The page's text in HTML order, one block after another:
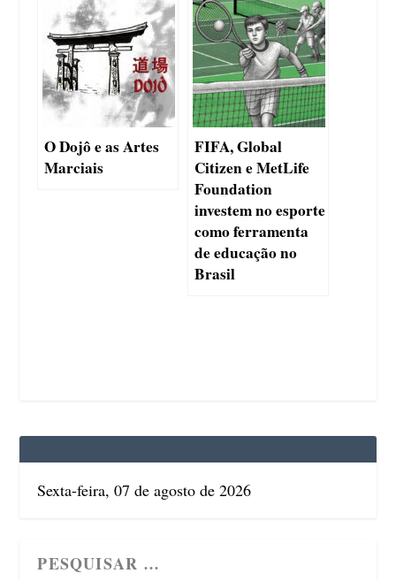
O Dojô e as Artes
Marciais
FIFA, Global
Citizen e MetLife
Foundation
investem no esporte
como ferramenta
de educação no
Brasil
Sexta-feira, 07 de agosto de 2026